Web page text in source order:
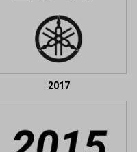
2017